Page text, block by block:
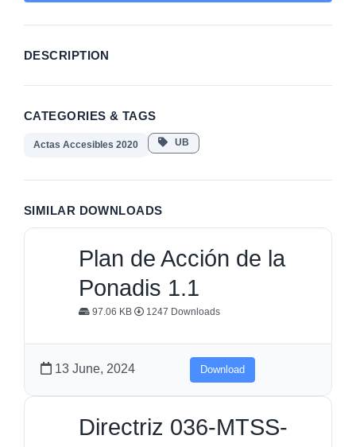
DESCRIPTION
CATEGORIES & TAGS
Actas Accesibles 2020 UB
SIMILAR DOWNLOADS
Plan de Acción de la
Ponadis 1.1
97.06 KB 1247 Downloads
13 June, 2024 Download
Directriz 036-MTSS-